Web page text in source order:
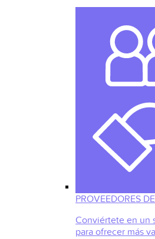
PROVEEDORES
Conviértete en un
para ofrecer más